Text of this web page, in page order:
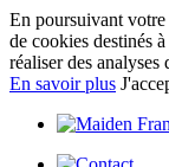
En poursuivant
de cookies destinés
réaliser des
En savoir plus